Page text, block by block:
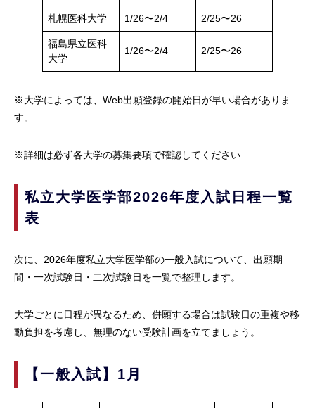
札幌医科大学 1/26〜2/4 2/25〜26
福島県立医科
大学
1/26〜2/4 2/25〜26
※大学によっては、Web出願登録の開始日が早い場合がありま
す。
※詳細は必ず各大学の募集要項で確認してください
私立大学医学部2026年度入試日程一覧
表
次に、2026年度私立大学医学部の一般入試について、出願期
間・一次試験日・二次試験日を一覧で整理します。
大学ごとに日程が異なるため、併願する場合は試験日の重複や移
動負担を考慮し、無理のない受験計画を立てましょう。
【一般入試】1月